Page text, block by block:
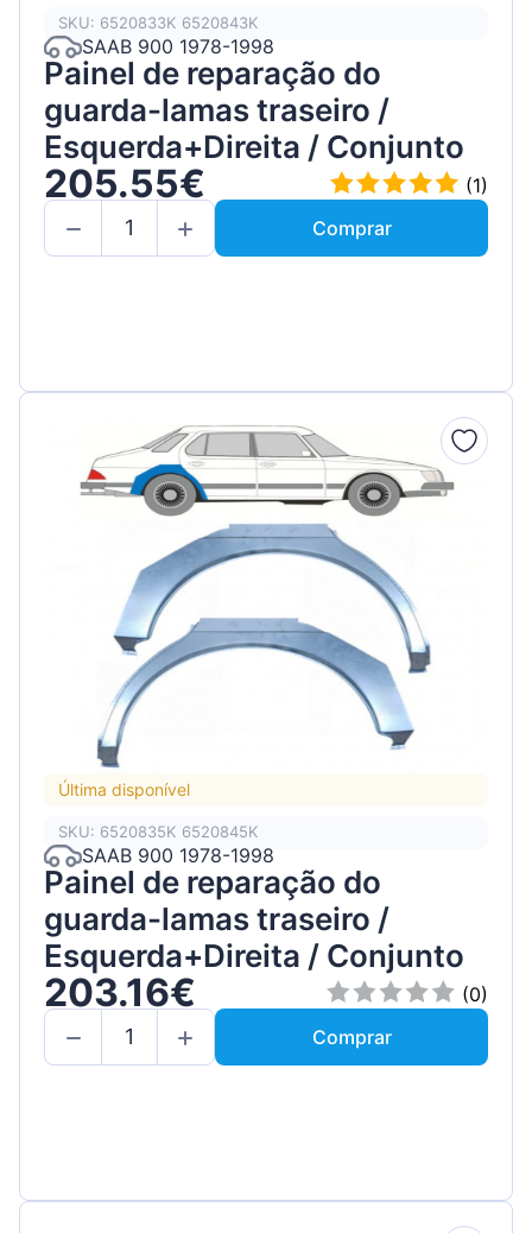
SKU: 6520833K 6520843K
SAAB 900 1978-1998
Painel de reparação do
guarda-lamas traseiro /
Esquerda+Direita / Conjunto
205.55€
(1)
Comprar
Última disponível
SKU: 6520835K 6520845K
SAAB 900 1978-1998
Painel de reparação do
guarda-lamas traseiro /
Esquerda+Direita / Conjunto
203.16€
(0)
Comprar